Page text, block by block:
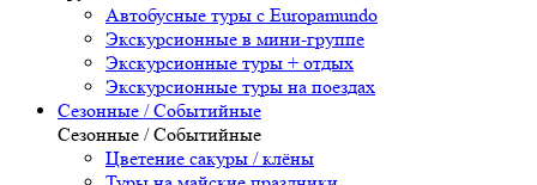
Автобусные туры с Europamundo
Экскурсионные в мини-группе
Экскурсионные туры + отдых
Экскурсионные туры на поездах
Сезонные / Событийные
Сезонные / Событийные
Цветение сакуры / клёны